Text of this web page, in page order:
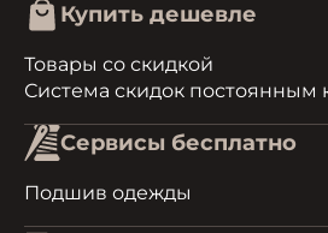
Купить дешевле
Товары со скидкой
Система скидок постоянным
Сервисы бесплатно
Подшив одежды